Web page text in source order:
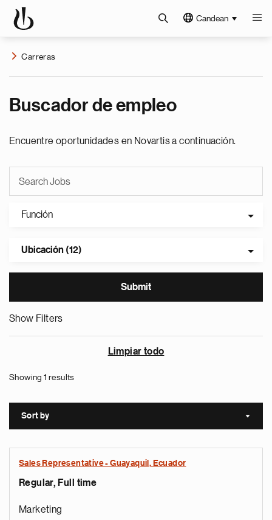
Candean
Carreras
Buscador de empleo
Encuentre oportunidades en Novartis a continuación.
Función
Ubicación (12)
Show Filters
Limpiar todo
Showing 1 results
Sort by Sort
Sales Representative - Guayaquil, Ecuador
Regular, Full time
Marketing